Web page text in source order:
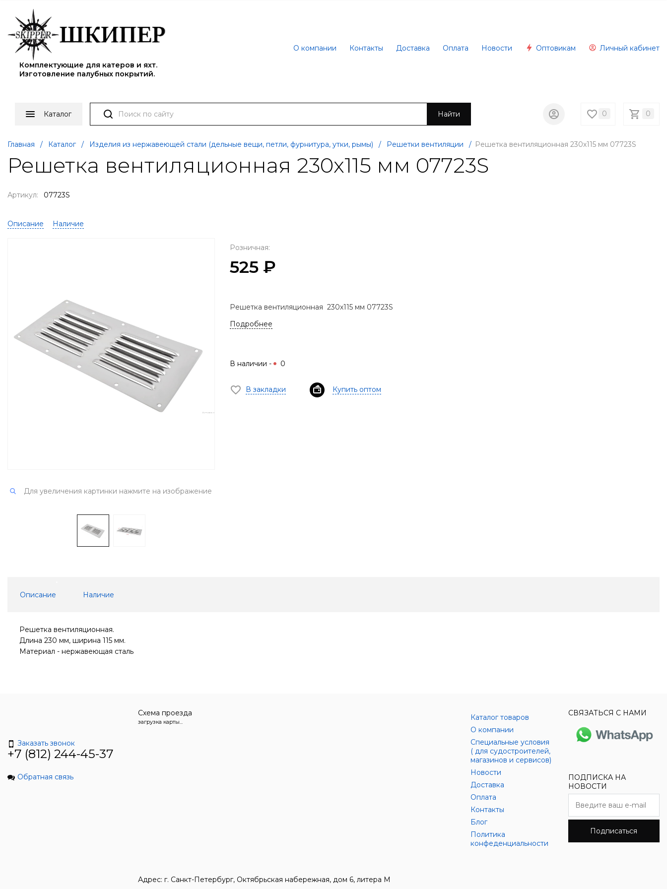
Комплектующие для катеров и яхт.
Изготовление палубных покрытий.
О компании Контакты Доставка Оплата Новости Оптовикам Личный кабинет
Каталог 0 0
Найти
Главная / Каталог / Изделия из нержавеющей стали (дельные вещи, петли, фурнитура, утки, рымы) / Решетки вентиляции / Решетка вентиляционная 230х115 мм 07723S
Решетка вентиляционная 230х115 мм 07723S
Артикул: 07723S
Описание Наличие
Для увеличения картинки нажмите на изображение
Розничная:
525 ₽
Решетка вентиляционная 230х115 мм 07723S
Подробнее
В наличии - 0
В закладки Купить оптом
Описание Наличие
Решетка вентиляционная.
Длина 230 мм, ширина 115 мм.
Материал - нержавеющая сталь
Заказать звонок
+7 (812) 244-45-37
Обратная связь
Схема проезда
загрузка карты...
Адрес: г. Санкт-Петербург, Октябрьская набережная, дом 6, литера М
Каталог товаров
О компании
Специальные условия
( для судостроителей,
магазинов и сервисов)
Новости
Доставка
Оплата
Контакты
Блог
Политика
конфеденциальности
СВЯЗАТЬСЯ С НАМИ
ПОДПИСКА НА
НОВОСТИ
Подписаться